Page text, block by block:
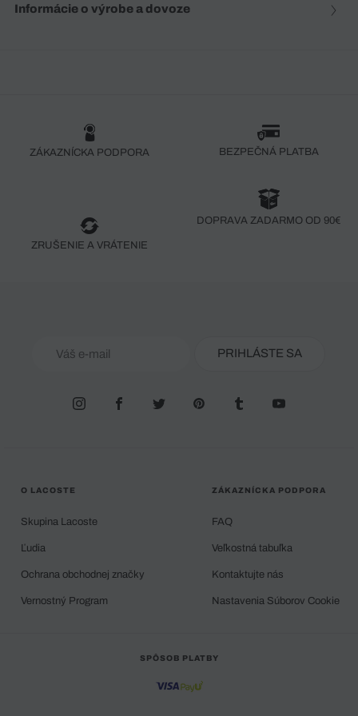
Informácie o výrobe a dovoze
ZÁKAZNÍCKA PODPORA BEZPEČNÁ PLATBA
ZRUŠENIE A VRÁTENIE
DOPRAVA ZADARMO OD 90€
PRIHLÁSTE SA
O LACOSTE
Skupina Lacoste
Ľudia
Ochrana obchodnej značky
Vernostný Program
ZÁKAZNÍCKA PODPORA
FAQ
Veľkostná tabuľka
Kontaktujte nás
Nastavenia Súborov Cookie
SPÔSOB PLATBY